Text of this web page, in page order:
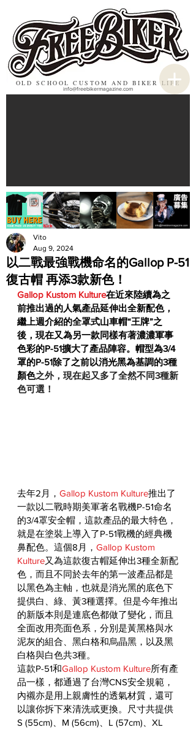
OLD SCHOOL CUSTOM AND BIKER LIFE
info@freebikermagazine.com
以二戰最強戰機命名的Gallop P-51
復古帽 再添3款新色！
Vito
Aug 9, 2024
Gallop Kustom Kulture在近來陸續為之
前推出過的人氣產品延伸出全新配色，
繼上週介紹的全罩式山車帽“王牌”之
後，現在又為另一款同樣有著濃濃軍事
色彩的P-51擴大了產品陣容。帽型為3/4
罩的P-51除了之前以消光黑為基調的3種
顏色之外，現在起又多了全然不同3種新
色可選！
去年2月， Gallop Kustom Kulture推出了
一款以二戰時期美軍著名戰機P-51命名
的3/4罩安全帽，這款產品的最大特色，
就是在塗裝上導入了P-51戰機的經典機
鼻配色。這個8月， Gallop Kustom
Kulture又為這款復古帽延伸出3種全新配
色，而且不同於去年的第一波產品都是
以黑色為主軸，也就是消光黑的底色下
提供白、綠、黃3種選擇。但是今年推出
的新版本則是連底色都做了變化，而且
全面改用亮面色系，分別是黃黑格與水
泥灰的組合、黑白格和烏晶黑，以及黑
白格與白色共3種。
這款P-51和Gallop Kustom Kulture所有產
品一樣，都通過了台灣CNS安全規範，
內襯亦是用上親膚性的透氣材質，還可
以讓你拆下來清洗或更換。尺寸共提供
S (55cm)、M (56cm)、L (57cm)、XL